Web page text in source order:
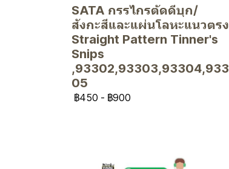
SATA กรรไกรตัดดีบุก/
สังกะสีและแผ่นโลหะแนวตรง
Straight Pattern Tinner's
Snips
,93302,93303,93304,933
05
฿450 - ฿900